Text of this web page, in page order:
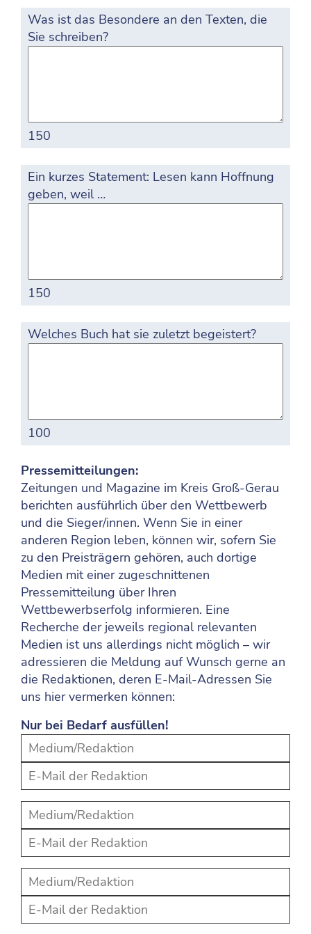
Was ist das Besondere an den Texten, die
Sie schreiben?
150
Ein kurzes Statement: Lesen kann Hoffnung
geben, weil …
150
Welches Buch hat sie zuletzt begeistert?
100
Pressemitteilungen:
Zeitungen und Magazine im Kreis Groß-Gerau
berichten ausführlich über den Wettbewerb
und die Sieger/innen. Wenn Sie in einer
anderen Region leben, können wir, sofern Sie
zu den Preisträgern gehören, auch dortige
Medien mit einer zugeschnittenen
Pressemitteilung über Ihren
Wettbewerbserfolg informieren. Eine
Recherche der jeweils regional relevanten
Medien ist uns allerdings nicht möglich – wir
adressieren die Meldung auf Wunsch gerne an
die Redaktionen, deren E-Mail-Adressen Sie
uns hier vermerken können:
Nur bei Bedarf ausfüllen!